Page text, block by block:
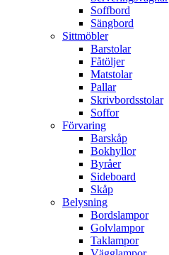
Soffbord
Sängbord
Sittmöbler
Barstolar
Fåtöljer
Matstolar
Pallar
Skrivbordsstolar
Soffor
Förvaring
Barskåp
Bokhyllor
Byråer
Sideboard
Skåp
Belysning
Bordslampor
Golvlampor
Taklampor